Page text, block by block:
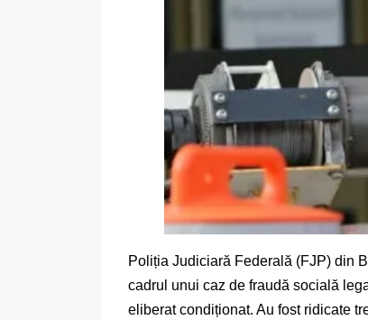
Poliția Judiciară Federală (FJP) din
cadrul unui caz de fraudă socială
eliberat condiționat. Au fost ridicate